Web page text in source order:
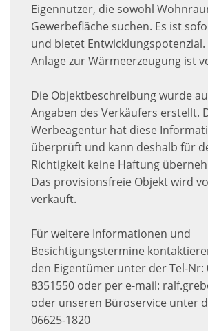
Eigennutzer, die sowohl
Gewerbefläche suchen. Es ist
und bietet Entwicklungspotenzial.
Anlage zur Wärmeerzeugung ist
Die Objektbeschreibung wurde
Angaben des Verkäufers erstellt.
Werbeagentur hat diese
überprüft und kann deshalb für
Richtigkeit keine Haftung
Das provisionsfreie Objekt wird
verkauft.
Für weitere Informationen und
Besichtigungstermine
den Eigentümer unter der Tel-Nr:
8351550 oder per e-mail:
oder unseren Büroservice unter
06625-1820